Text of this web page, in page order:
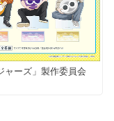
ーズ」製作委員会